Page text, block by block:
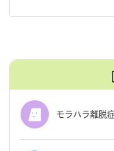
モラハラ離脱